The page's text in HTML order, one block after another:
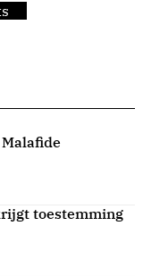
toestemming